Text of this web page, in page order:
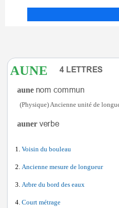
AUNE
aune
(Physique) Ancienne unité de
auner
Voisin du bouleau
Ancienne mesure de longueur
Arbre du bord des eaux
Court métrage